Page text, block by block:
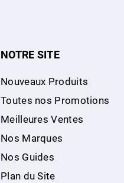
NOTRE SITE
Nouveaux Produits
Toutes nos Promotions
Meilleures Ventes
Nos Marques
Nos Guides
Plan du Site